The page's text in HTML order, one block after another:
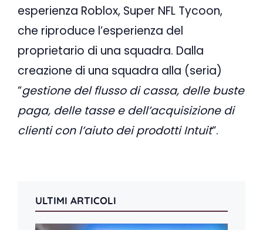
esperienza Roblox, Super NFL Tycoon,
che riproduce l’esperienza del
proprietario di una squadra. Dalla
creazione di una squadra alla (seria)
“gestione del flusso di cassa, delle buste
paga, delle tasse e dell’acquisizione di
clienti con l’aiuto dei prodotti Intuit“.
ULTIMI ARTICOLI